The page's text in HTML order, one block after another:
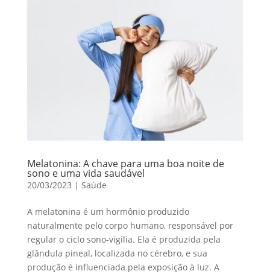
Melatonina: A chave para uma boa noite de
sono e uma vida saudável
20/03/2023 | Saúde
A melatonina é um hormônio produzido
naturalmente pelo corpo humano, responsável por
regular o ciclo sono-vigília. Ela é produzida pela
glândula pineal, localizada no cérebro, e sua
produção é influenciada pela exposição à luz. A